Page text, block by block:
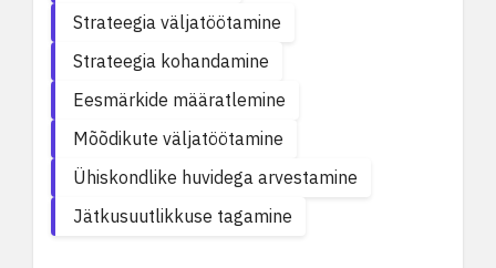
Strateegia väljatöötamine
Strateegia kohandamine
Eesmärkide määratlemine
Mõõdikute väljatöötamine
Ühiskondlike huvidega arvestamine
Jätkusuutlikkuse tagamine